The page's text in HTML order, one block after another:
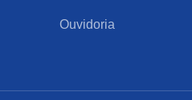
Ouvidoria